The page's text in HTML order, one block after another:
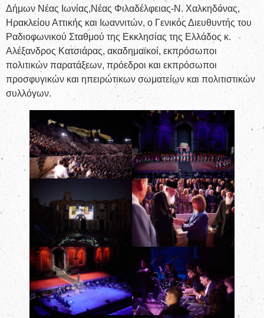
Δήμων Νέας Ιωνίας,Νέας Φιλαδέλφειας-Ν. Χαλκηδόνας,
Ηρακλείου Αττικής και Ιωαννιτών, ο Γενικός Διευθυντής του
Ραδιοφωνικού Σταθμού της Εκκλησίας της Ελλάδος κ.
Αλέξανδρος Κατσιάρας, ακαδημαϊκοί, εκπρόσωποι
πολιτικών παρατάξεων, πρόεδροι και εκπρόσωποι
προσφυγικών και ηπειρώτικων σωματείων και πολιτιστικών
συλλόγων.